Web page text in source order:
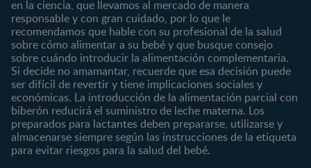
12 a 24 meses
Desde 2 años
Preescolar
Escolar
Marcas
CERELAC®
GERBER®
KLIM®
NAN® 3
Productos
Cereales Infantiles
Compotas y galletas
Fórmulas Infantiles
Vitaminas y Suplementos
en la ciencia, que llevamos al mercado de manera
responsable y con gran cuidado, por lo que le
recomendamos que hable con su profesional de la salud
sobre cómo alimentar a su bebé y que busque consejo
sobre cuándo introducir la alimentación complementaria.
Si decide no amamantar, recuerde que esa decisión puede
ser difícil de revertir y tiene implicaciones sociales y
económicas. La introducción de la alimentación parcial con
biberón reducirá el suministro de leche materna. Los
preparados para lactantes deben prepararse, utilizarse y
almacenarse siempre según las instrucciones de la etiqueta
para evitar riesgos para la salud del bebé.